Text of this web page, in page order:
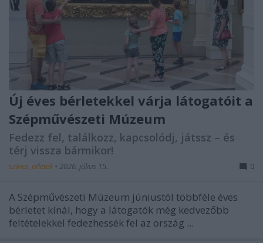
Új éves bérletekkel várja látogatóit a
Szépművészeti Múzeum
Fedezz fel, találkozz, kapcsolódj, játssz – és
térj vissza bármikor!
színes_ötletek • 2026. július 15. 0
A Szépművészeti Múzeum júniustól többféle éves
bérletet kínál, hogy a látogatók még kedvezőbb
feltételekkel fedezhessék fel az ország ...